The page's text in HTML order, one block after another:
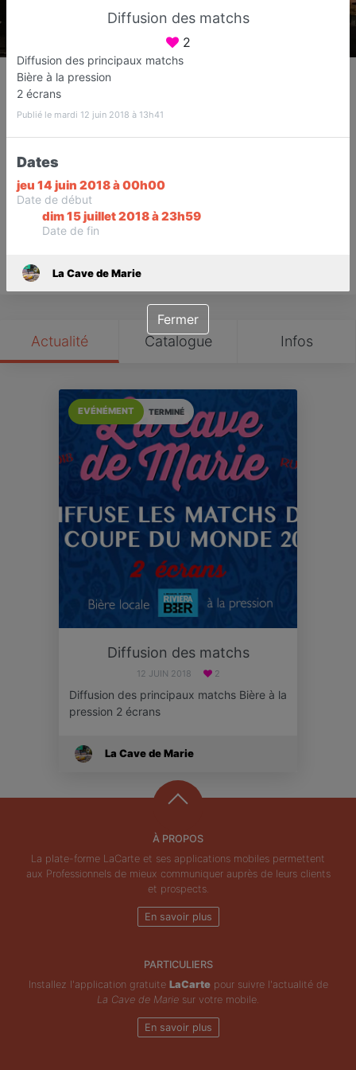
La Cave de Marie
Fréjus
Favori
Ouvre dès 10:00
Actualité Catalogue Infos
TERMINÉ
EVÉNÉMENT
Diffusion des matchs
12 JUIN 2018 2
Diffusion des principaux matchs Bière à la
pression 2 écrans
La Cave de Marie
À PROPOS
La plate-forme LaCarte et ses applications mobiles permettent
aux Professionnels de mieux communiquer auprès de leurs clients
et prospects.
En savoir plus
PARTICULIERS
Installez l'application gratuite LaCartepour suivre l'actualité de
La Cave de Marie sur votre mobile.
En savoir plus
Diffusion des matchs
2
Diffusion des principaux matchs
Bière à la pression
2 écrans
Publié le mardi 12 juin 2018 à 13h41
Dates
jeu 14 juin 2018 à 00h00
Date de début
dim 15 juillet 2018 à 23h59
Date de fin
La Cave de Marie
Fermer